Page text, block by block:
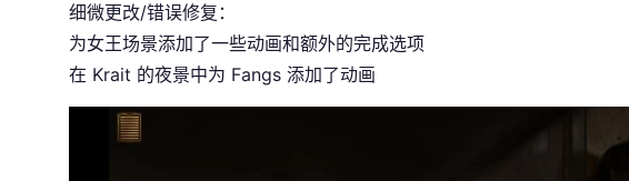
细微更改/错误修复：
为女王场景添加了一些动画和额外的完成选项
在 Krait 的夜景中为 Fangs 添加了动画